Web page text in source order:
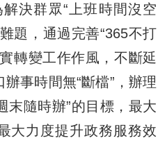
決群眾“上班時間沒空
題，通過完善“365不打
轉變工作作風，不斷延
事時間無“斷檔”，辦理
末隨時辦”的目標，最大
大力度提升政務服務效